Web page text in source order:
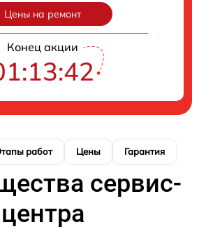
Цены на ремонт
Конец акции
работ Цены Гарантия
сервис-
центра